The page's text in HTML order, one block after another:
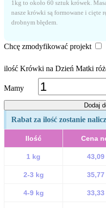
1kg to około 60 sztuk krówek.
nasze krówki są formowane i cięte
drobnym błędem.
Chcę zmodyfikować projekt
ilość Krówki na Dzień Matki
Mamy
Dodaj
Rabat za ilość zostanie
Ilość Cena
1 kg 43,09
2-3 kg 35,77
4-9 kg 33,33